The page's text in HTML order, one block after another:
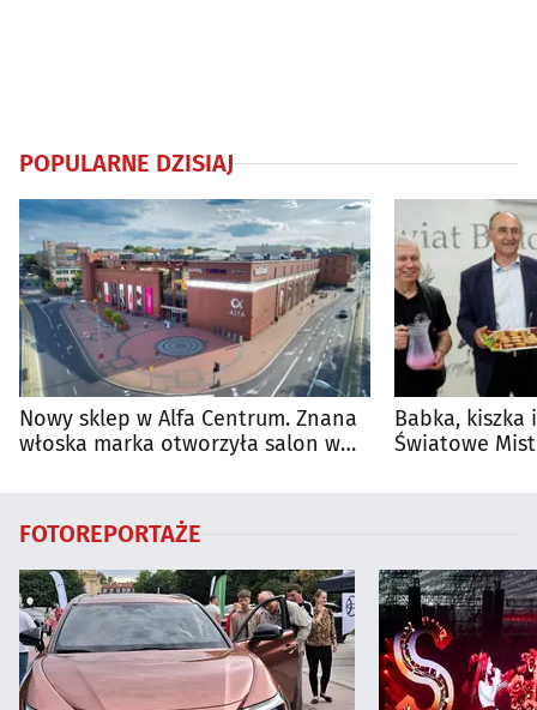
POPULARNE DZISIAJ
Nowy sklep w Alfa Centrum. Znana
włoska marka otworzyła salon w
Babka, kiszka
Światowe
FOTOREPORTAŻE